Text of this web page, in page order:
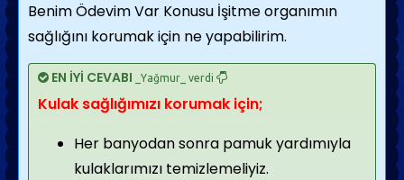
Benim Ödevim Var Konusu İşitme organımın
sağlığını korumak için ne yapabilirim.
EN İYİ CEVABI _Yağmur_ verdi
Kulak sağlığımızı korumak için;
Her banyodan sonra pamuk yardımıyla
kulaklarımızı temizlemeliyiz.